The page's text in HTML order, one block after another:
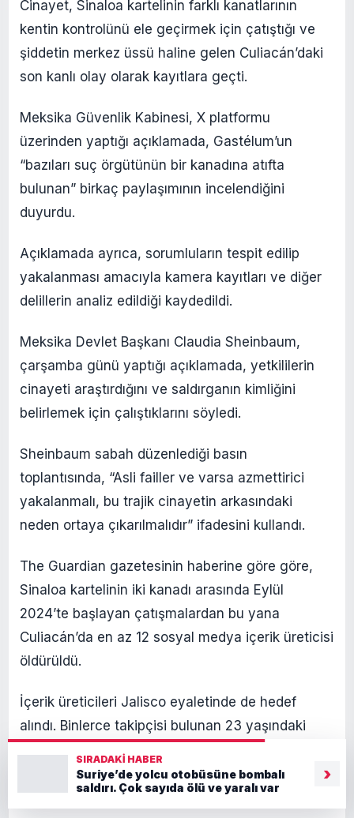
Cinayet, Sinaloa kartelinin farklı kanatlarının
kentin kontrolünü ele geçirmek için çatıştığı ve
şiddetin merkez üssü haline gelen Culiacán’daki
son kanlı olay olarak kayıtlara geçti.
Meksika Güvenlik Kabinesi, X platformu
üzerinden yaptığı açıklamada, Gastélum’un
“bazıları suç örgütünün bir kanadına atıfta
bulunan” birkaç paylaşımının incelendiğini
duyurdu.
Açıklamada ayrıca, sorumluların tespit edilip
yakalanması amacıyla kamera kayıtları ve diğer
delillerin analiz edildiği kaydedildi.
Meksika Devlet Başkanı Claudia Sheinbaum,
çarşamba günü yaptığı açıklamada, yetkililerin
cinayeti araştırdığını ve saldırganın kimliğini
belirlemek için çalıştıklarını söyledi.
Sheinbaum sabah düzenlediği basın
toplantısında, “Asli failler ve varsa azmettirici
yakalanmalı, bu trajik cinayetin arkasındaki
neden ortaya çıkarılmalıdır” ifadesini kullandı.
The Guardian gazetesinin haberine göre göre,
Sinaloa kartelinin iki kanadı arasında Eylül
2024’te başlayan çatışmalardan bu yana
Culiacán’da en az 12 sosyal medya içerik üreticisi
öldürüldü.
İçerik üreticileri Jalisco eyaletinde de hedef
alındı. Binlerce takipçisi bulunan 23 yaşındaki
yaptığı sırada bir güzellik salonunda vurularak
öldürüldü.
SIRADAKI HABER
Suriye’de yolcu otobüsüne bombalı
saldırı. Çok sayıda ölü ve yaralı var
›